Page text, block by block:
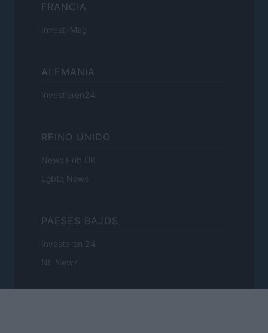
FRANCIA
InvestirMag
ALEMANIA
Investieren24
REINO UNIDO
News Hub UK
Lgbtq News
PAESES BAJOS
Investeren 24
NL Newz